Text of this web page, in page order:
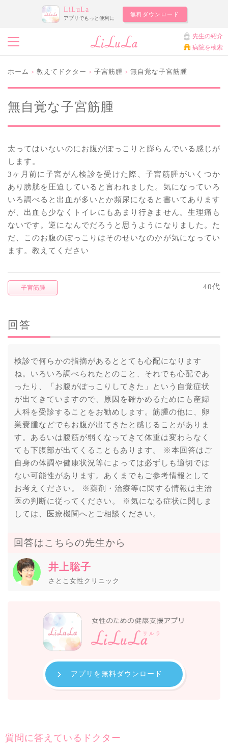
LiLuLa
アプリでもっと便利に
無料ダウンロード
先生の紹介
病院を検索
ホーム > 教えてドクター > 子宮筋腫 > 無自覚な子宮筋腫
無自覚な子宮筋腫
太ってはいないのにお腹がぽっこりと膨らんでいる感じが
します。
3ヶ月前に子宮がん検診を受けた際、子宮筋腫がいくつか
あり膀胱を圧迫していると言われました。気になっていろ
いろ調べると出血が多いとか頻尿になると書いてあります
が、出血も少なくトイレにもあまり行きません。生理痛も
ないです。逆になんでだろうと思うようになりました。た
だ、このお腹のぽっこりはそのせいなのかが気になってい
ます。教えてください
子宮筋腫 40代
回答
検診で何らかの指摘があるととても心配になります
ね。いろいろ調べられたとのこと、それでも心配であ
ったり、「お腹がぽっこりしてきた」という自覚症状
が出てきていますので、原因を確かめるためにも産婦
人科を受診することをお勧めします。筋腫の他に、卵
巣嚢腫などでもお腹が出てきたと感じることがありま
す。あるいは腹筋が弱くなってきて体重は変わらなく
ても下腹部が出てくることもあります。 ※本回答はご
自身の体調や健康状況等によっては必ずしも適切では
ない可能性があります。あくまでもご参考情報として
お考えください。 ※薬剤・治療等に関する情報は主治
医の判断に従ってください。 ※気になる症状に関しま
しては、医療機関へとご相談ください。
回答はこちらの先生から
井上聡子
さとこ女性クリニック
アプリを無料ダウンロード
質問に答えているドクター